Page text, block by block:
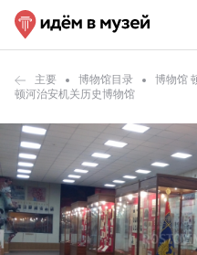
主要 博物馆目录
博物馆
顿河治安机关历史博物馆